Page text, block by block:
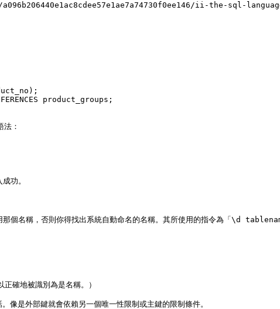
ii-the-sql-
product_groups;
：
功。
個名稱，否則你得找出系統自動命名的名稱。其所使用的指令為「\d
確地被識別為是名稱。）
像是外部鍵就會依賴另一個唯一性限制或主鍵的限制條件。